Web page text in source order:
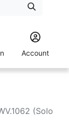
Account
(Solo